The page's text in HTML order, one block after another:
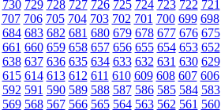
730 729 728 727 726 725 724 723 722 721
707 706 705 704 703 702 701 700 699 698
684 683 682 681 680 679 678 677 676 675
661 660 659 658 657 656 655 654 653 652
638 637 636 635 634 633 632 631 630 629
615 614 613 612 611 610 609 608 607 606
592 591 590 589 588 587 586 585 584 583
569 568 567 566 565 564 563 562 561 560